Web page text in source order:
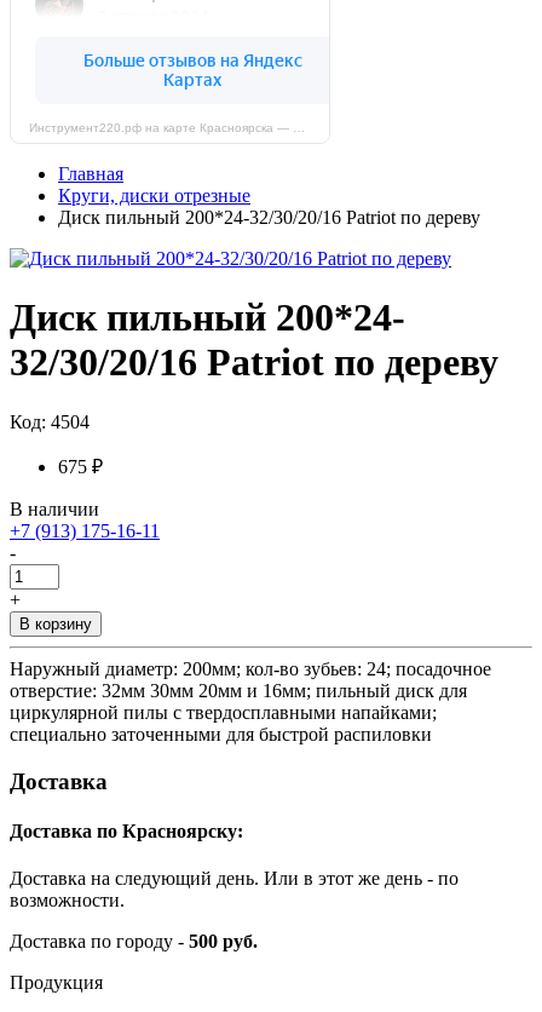
Главная
Круги, диски отрезные
Диск пильный 200*24-32/30/20/16 Patriot по дереву
Диск пильный 200*24-
32/30/20/16 Patriot по дереву
Код: 4504
675 ₽
В наличии
+7 (913) 175-16-11
-
+
В корзину
Наружный диаметр: 200мм; кол-во зубьев: 24; посадочное
отверстие: 32мм 30мм 20мм и 16мм; пильный диск для
циркулярной пилы с твердосплавными напайками;
специально заточенными для быстрой распиловки
Доставка
Доставка по Красноярску:
Доставка на следующий день. Или в этот же день - по
возможности.
Доставка по городу - 500 руб.
Продукция